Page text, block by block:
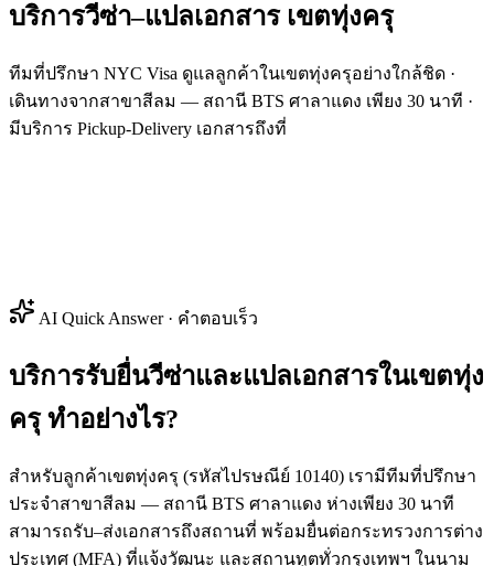
บริการวีซ่า–แปลเอกสาร เขตทุ่งครุ
ทีมที่ปรึกษา NYC Visa ดูแลลูกค้าในเขตทุ่งครุอย่างใกล้ชิด ·
เดินทางจากสาขาสีลม — สถานี BTS ศาลาแดง เพียง 30 นาที ·
มีบริการ Pickup-Delivery เอกสารถึงที่
AI Quick Answer · คำตอบเร็ว
บริการรับยื่นวีซ่าและแปลเอกสารในเขตทุ่ง
ครุ ทำอย่างไร?
สำหรับลูกค้าเขตทุ่งครุ (รหัสไปรษณีย์ 10140) เรามีทีมที่ปรึกษา
ประจำสาขาสีลม — สถานี BTS ศาลาแดง ห่างเพียง 30 นาที
สามารถรับ–ส่งเอกสารถึงสถานที่ พร้อมยื่นต่อกระทรวงการต่าง
ประเทศ (MFA) ที่แจ้งวัฒนะ และสถานทูตทั่วกรุงเทพฯ ในนาม